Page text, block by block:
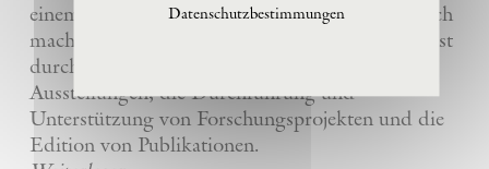
einem breiten Publikum in La Ribaute zugänglich
macht. Die Stiftung fördert zeitgenössische Kunst
durch die Organisation von internationalen
Ausstellungen, die Durchführung und
Unterstützung von Forschungsprojekten und die
Edition von Publikationen.
Datenschutzbestimmungen